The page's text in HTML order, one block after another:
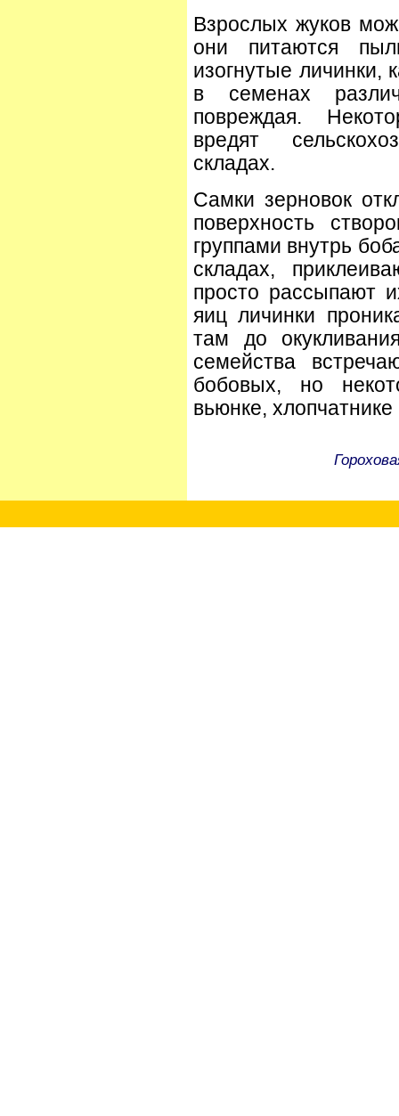
Взрослых жуков
они питаются
изогнутые личинки,
в семенах
повреждая.
вредят
складах.
Самки зерновок
поверхность
группами внутрь
складах,
просто рассыпают
яиц личинки
там до
семейства
бобовых, но
вьюнке,